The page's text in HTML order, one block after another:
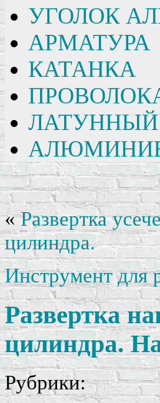
УГОЛОК
АРМАТУРА
КАТАНКА
«Развертка
цилиндра.
Инструмент для
Развертка
цилиндра.
Рубрики: